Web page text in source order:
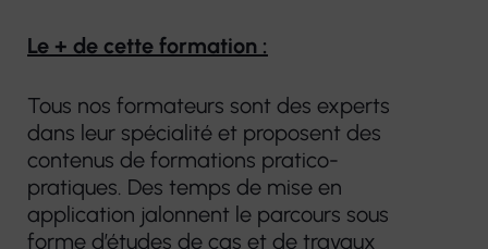
Le + de cette formation :
Tous nos formateurs sont des experts
dans leur spécialité et proposent des
contenus de formations pratico-
pratiques. Des temps de mise en
application jalonnent le parcours sous
forme d’études de cas et de travaux